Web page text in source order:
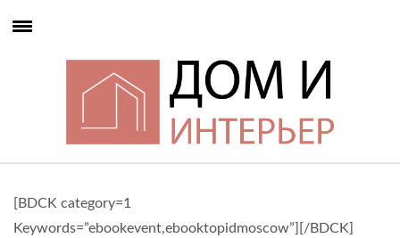
[BDCK category=1
Keywords=”ebookevent,ebooktopidmoscow”][/BDCK]